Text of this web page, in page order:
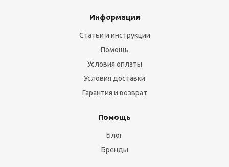
Информация
Статьи и инструкции
Помощь
Условия оплаты
Условия доставки
Гарантия и возврат
Помощь
Блог
Бренды